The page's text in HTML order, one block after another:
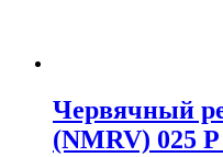
Червячный
(NMRV) 025